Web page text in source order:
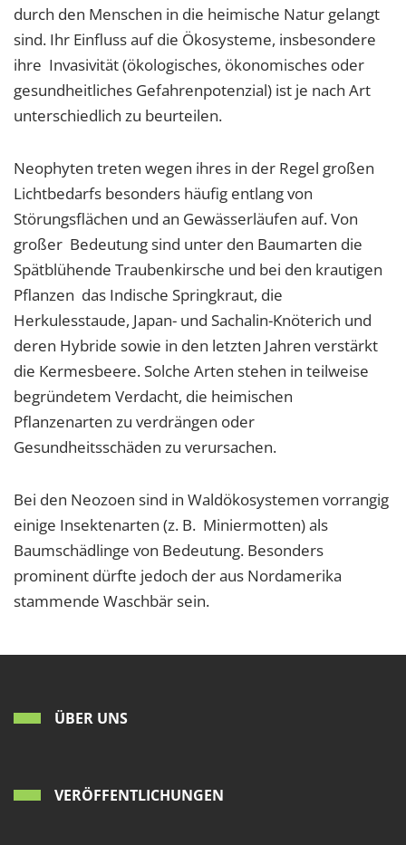
durch den Menschen in die heimische Natur gelangt
sind. Ihr Einfluss auf die Ökosysteme, insbesondere
ihre Invasivität (ökologisches, ökonomisches oder
gesundheitliches Gefahrenpotenzial) ist je nach Art
unterschiedlich zu beurteilen.
Neophyten treten wegen ihres in der Regel großen
Lichtbedarfs besonders häufig entlang von
Störungsflächen und an Gewässerläufen auf. Von
großer Bedeutung sind unter den Baumarten die
Spätblühende Traubenkirsche und bei den krautigen
Pflanzen das Indische Springkraut, die
Herkulesstaude, Japan- und Sachalin-Knöterich und
deren Hybride sowie in den letzten Jahren verstärkt
die Kermesbeere. Solche Arten stehen in teilweise
begründetem Verdacht, die heimischen
Pflanzenarten zu verdrängen oder
Gesundheitsschäden zu verursachen.
Bei den Neozoen sind in Waldökosystemen vorrangig
einige Insektenarten (z. B. Miniermotten) als
Baumschädlinge von Bedeutung. Besonders
prominent dürfte jedoch der aus Nordamerika
stammende Waschbär sein.
ÜBER UNS
VERÖFFENTLICHUNGEN
Cookie Laufzeit:
1 Jahr
EXTERNE MEDIEN
diesen externen Medien Cookies gesetzt.
YouTube
Vimeo